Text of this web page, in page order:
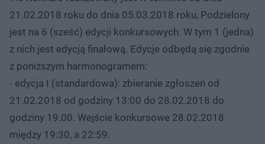
21.02.2018 roku do dnia 05.03.2018 roku, Podzielony
jest na 6 (sześć) edycji konkursowych. W tym 1 (jedna)
z nich jest edycją finałową. Edycje odbędą się zgodnie
z poniższym harmonogramem:
- edycja I (standardowa): zbieranie zgłoszeń od
21.02.2018 od godziny 13:00 do 28.02.2018 do
godziny 19.00. Wejście konkursowe 28.02.2018
między 19:30, a 22:59.